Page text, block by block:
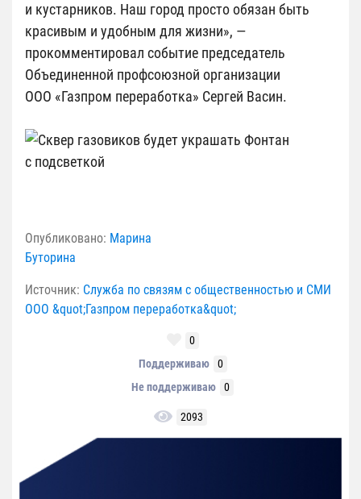
и кустарников. Наш город просто обязан быть
красивым и удобным для жизни», —
прокомментировал событие председатель
Объединенной профсоюзной организации
ООО «Газпром переработка» Сергей Васин.
Опубликовано: Марина
Буторина
Источник: Служба по связям с общественностью и СМИ
ООО &quot;Газпром переработка&quot;
0
Поддерживаю
0
Не поддерживаю
0
2093